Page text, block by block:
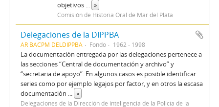
objetivos ... »
Comisión de Historia Oral de Mar del Plata
Delegaciones de la DIPPBA
AR BACPM DELDIPPBA Fondo 1962 - 1998
La documentación entregada por las delegaciones pertenece a
las secciones “Central de documentación y archivo” y
“secretaria de apoyo”. En algunos casos es posible identificar
series como por ejemplo legajos por factor, y en otros la escasa
documentación ... »
Delegaciones de la Dirección de inteligencia de la Policía de la